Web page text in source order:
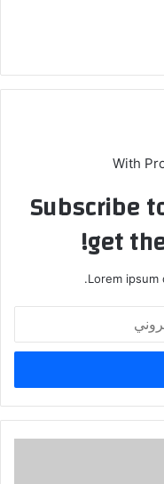
With
Subscribe
get
Lorem